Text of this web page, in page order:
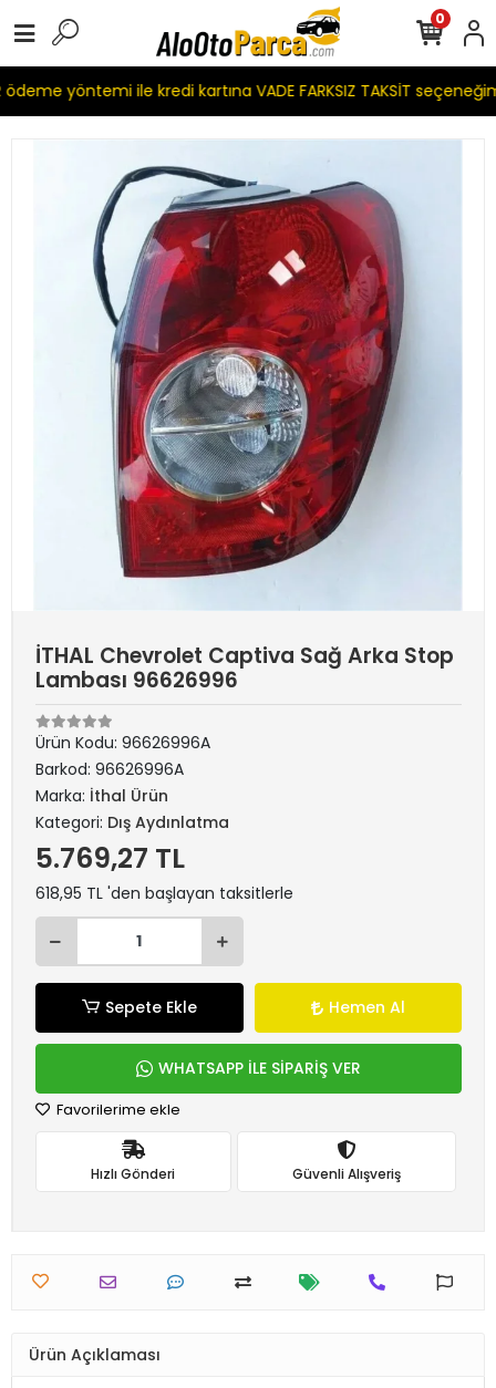
yöntemi ile kredi kartına VADE FARKSIZ TAKSİT
0
İTHAL Chevrolet Captiva Sağ Arka Stop
Lambası 96626996
Ürün Kodu: 96626996A
Barkod: 96626996A
Marka: İthal Ürün
Kategori: Dış Aydınlatma
5.769,27 TL
618,95 TL 'den başlayan taksitlerle
Sepete Ekle Hemen Al
WHATSAPP İLE SİPARİŞ VER
Favorilerime ekle
Hızlı Gönderi Güvenli Alışveriş
Ürün Açıklaması